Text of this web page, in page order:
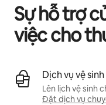
Sự hỗ trợ
việc cho
Dịch vụ vệ sinh
Lên lịch vệ sinh
Đặt dịch vụ